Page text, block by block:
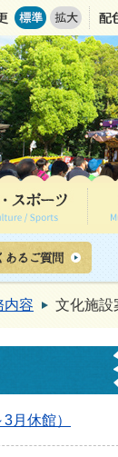
内容 文化施設
月休館）